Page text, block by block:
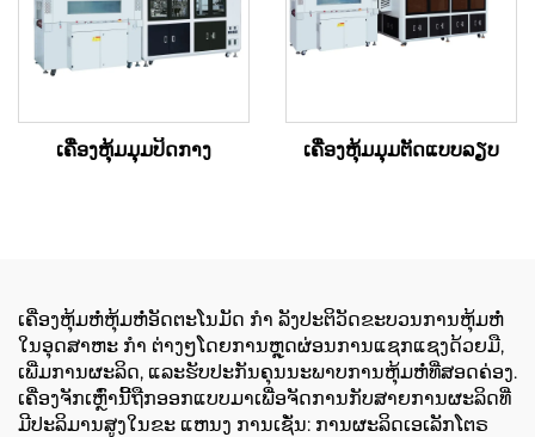
ເຄື່ອງຫຸ້ມມຸມປິດກາງ ເຄື່ອງຫຸ້ມມຸມຕັດແບບລຽບ
ເຄື່ອງຫຸ້ມຫໍ່ຫຸ້ມຫໍ່ອັດຕະໂນມັດ ກໍາ ລັງປະຕິວັດຂະບວນການຫຸ້ມຫໍ່
ໃນອຸດສາຫະ ກໍາ ຕ່າງໆໂດຍການຫຼຸດຜ່ອນການແຊກແຊງດ້ວຍມື,
ເພີ່ມການຜະລິດ, ແລະຮັບປະກັນຄຸນນະພາບການຫຸ້ມຫໍ່ທີ່ສອດຄ່ອງ.
ເຄື່ອງຈັກເຫຼົ່ານີ້ຖືກອອກແບບມາເພື່ອຈັດການກັບສາຍການຜະລິດທີ່
ມີປະລິມານສູງໃນຂະ ແຫນງ ການເຊັ່ນ: ການຜະລິດເອເລັກໂຕຣ